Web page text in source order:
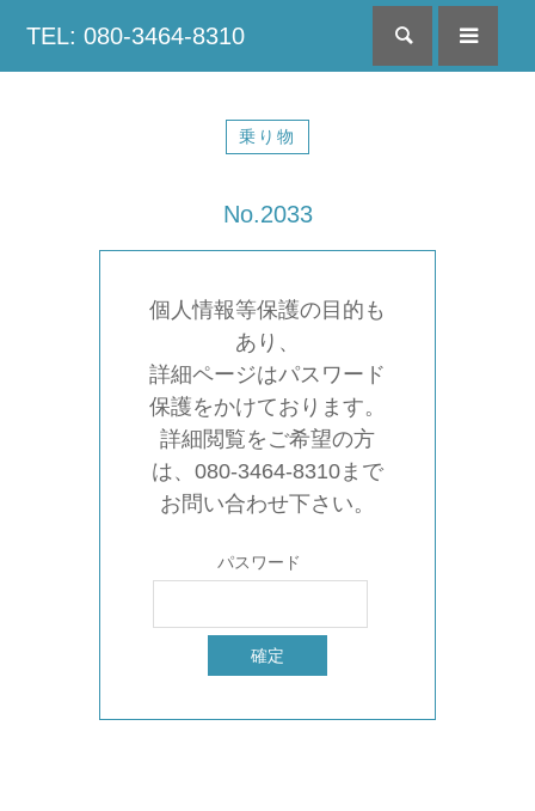
TEL: 080-3464-8310 検索
乗り物
No.2033
個人情報等保護の目的も
あり、
詳細ページはパスワード
保護をかけております。
詳細閲覧をご希望の方
は、080-3464-8310まで
お問い合わせ下さい。
パスワード